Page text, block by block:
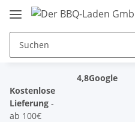
Kostenlose
Lieferung -
ab 100€
4,8Google